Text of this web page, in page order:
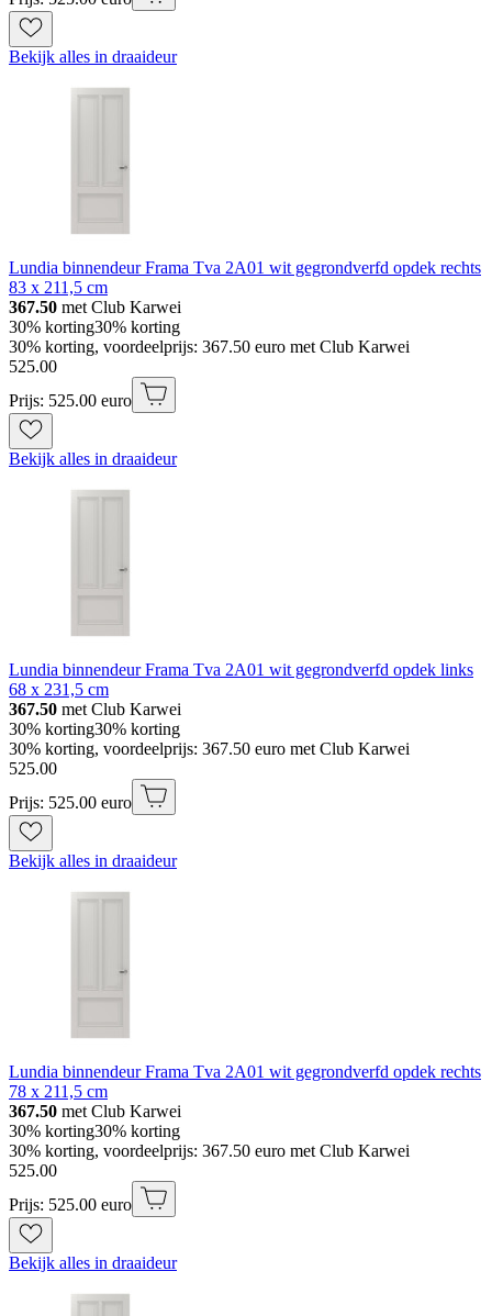
Bekijk alles in draaideur
Lundia binnendeur Frama Tva 2A01 wit gegrondverfd opdek rechts
83 x 211,5 cm
367.50 met Club Karwei
30% korting30% korting
30% korting, voordeelprijs: 367.50 euro met Club Karwei
525.00
Prijs: 525.00 euro
Bekijk alles in draaideur
Lundia binnendeur Frama Tva 2A01 wit gegrondverfd opdek links
68 x 231,5 cm
367.50 met Club Karwei
30% korting30% korting
30% korting, voordeelprijs: 367.50 euro met Club Karwei
525.00
Prijs: 525.00 euro
Bekijk alles in draaideur
Lundia binnendeur Frama Tva 2A01 wit gegrondverfd opdek rechts
78 x 211,5 cm
367.50 met Club Karwei
30% korting30% korting
30% korting, voordeelprijs: 367.50 euro met Club Karwei
525.00
Prijs: 525.00 euro
Bekijk alles in draaideur